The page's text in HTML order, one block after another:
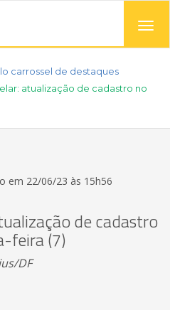
carrossel de destaques
atualização de cadastro no
em 22/06/23 às 15h56
de cadastro
feira (7)
DF